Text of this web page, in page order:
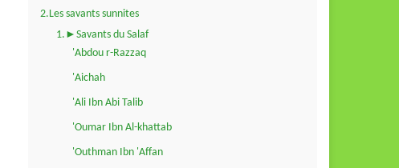
2.Les savants sunnites
1.►Savants du Salaf
'Abdou r-Razzaq
'Aichah
'Ali Ibn Abi Talib
'Oumar Ibn Al-khattab
'Outhman Ibn 'Affan